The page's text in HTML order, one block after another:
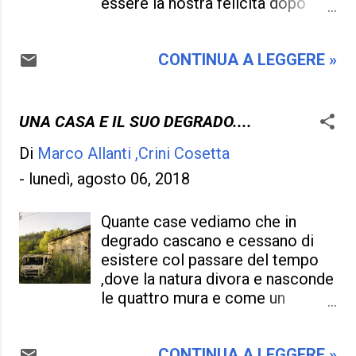
lungo possibile ,e che non può
quel guscio protettivo del quale
ripararci, la casa e la famiglia ci
prolungano ,e penso proprio di
si, può diventare pure una...
e questo passaggio forzato non
decentemente. Una prigione che
ore su 24 senza nessun contatto
esterno, e impossibilitati di
zone rosse, e specialmente in
Lombardia si è creato un ghetto,
una città invisibile e invivibile,
recintata, ingabbiata da una
troppa paura che può portare a
non riconoscerla più , ma il
esperimento possa diffondersi e
CONTINUA A LEGGERE »
UNA CASA E IL SUO DEGRADO....
Di Marco Allanti ,Crini Cosetta
- lunedì, agosto 06, 2018
Quante case vediamo che in
degrado cascano e cessano di
esistere col passare del tempo
,dove la natura divora e nasconde
le quattro mura e come un